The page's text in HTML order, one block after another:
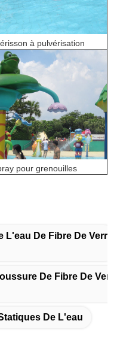
à pulvérisation
pour grenouilles
De Fibre De Verre
De Fibre De
De L'eau